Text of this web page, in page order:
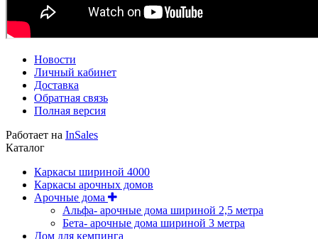
Новости
Личный кабинет
Доставка
Обратная связь
Полная версия
Работает на InSales
Каталог
Каркасы шириной 4000
Каркасы арочных домов
Арочные дома
Альфа- арочные дома шириной 2,5 метра
Бета- арочные дома шириной 3 метра
Дом для кемпинга